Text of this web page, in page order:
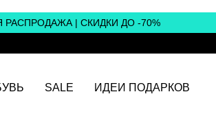
РАСПРОДАЖА | СКИДКИ ДО -70%
SALE ИДЕИ ПОДАРКОВ